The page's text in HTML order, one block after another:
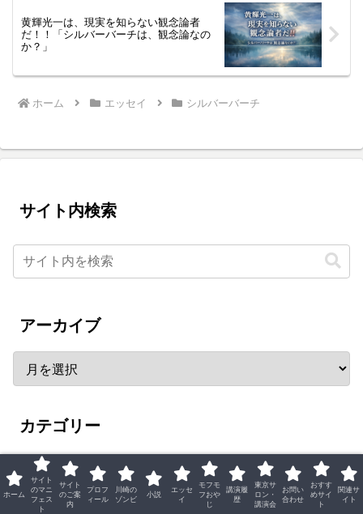
黄輝光一は、現実を知らない観念論者
だ！！「シルバーバーチは、観念論なの
か？」
ホーム エッセイ シルバーバーチ
サイト内検索
アーカイブ
カテゴリー
マニュフェスト
モフモフおやじのひとりごと 1
ホーム
サイト
のマニ
フェス
ト
サイト
のご案
内
プロフ
ィール
川崎の
ゾンビ
小説
エッセ
イ
モフモ
フおや
じ
講演履
歴
東京サ
ロン・
講演会
お問い
合わせ
おすす
めサイ
ト
関連サ
イト